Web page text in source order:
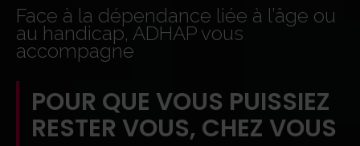
Face à la dépendance liée à l’âge ou
au handicap, ADHAP vous
accompagne
POUR QUE VOUS PUISSIEZ
RESTER VOUS, CHEZ VOUS